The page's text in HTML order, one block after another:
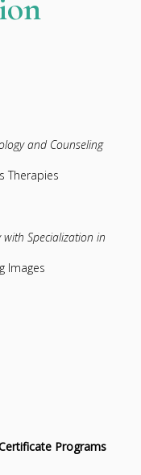
and Counseling
Therapies
with Specialization in
Images
Programs